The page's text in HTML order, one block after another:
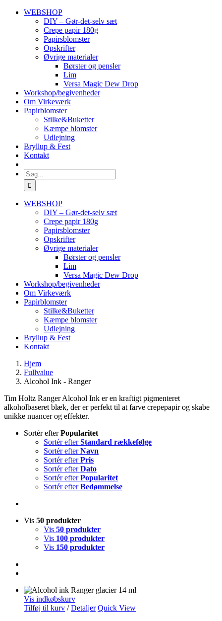
Skip
WEBSHOP
DIY – Gør-det-selv sæt
Crepe papir 180g
Papirsblomster
Opskrifter
Øvrige materialer
Børster og pensler
Lim
Versa Magic Dew Drop
Workshop/begivenheder
Om Virkeværk
Papirblomster
Stilke&Buketter
Kæmpe blomster
Udlejning
Bryllup & Fest
Kontakt
Søg
efter:
WEBSHOP
DIY – Gør-det-selv sæt
Crepe papir 180g
Papirsblomster
Opskrifter
Øvrige materialer
Børster og pensler
Lim
Versa Magic Dew Drop
Workshop/begivenheder
Om Virkeværk
Papirblomster
Stilke&Buketter
Kæmpe blomster
Udlejning
Bryllup & Fest
Kontakt
Hjem
Fullvalue
Alcohol Ink - Ranger
Tim Holtz Ranger Alcohol Ink er en kraftigt pigmenteret
alkoholbaseret blæk, der er perfekt til at farve crepepapir og skabe
unikke nuancer og effekter.
Sortér efterPopularitet
Sortér efterStandard rækkefølge
Sortér efterNavn
Sortér efterPris
Sortér efterDato
Sortér efterPopularitet
Sortér efterBedømmelse
Vis 50 produkter
Vis 50 produkter
Vis 100 produkter
Vis 150 produkter
Vis indkøbskurv
Tilføj til kurv / Detaljer Quick View